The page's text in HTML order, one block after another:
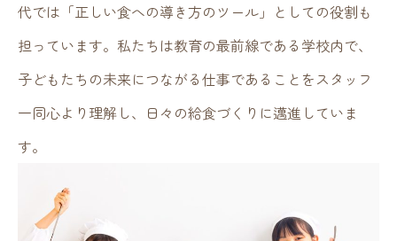
採用情報
企業情報
お問い合わせ
代では「正しい食への導き方のツール」としての役割も
担っています。私たちは教育の最前線である学校内で、
子どもたちの未来につながる仕事であることをスタッフ
一同心より理解し、日々の給食づくりに邁進していま
す。